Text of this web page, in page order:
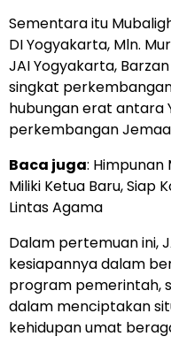
Sementara itu
DI Yogyakarta, Mln.
JAI Yogyakarta,
singkat
hubungan erat antara
perkembangan
Baca juga: Himpunan
Miliki Ketua Baru, Siap
Lintas Agama
Dalam pertemuan ini,
kesiapannya dalam
program pemerintah,
dalam menciptakan
kehidupan umat